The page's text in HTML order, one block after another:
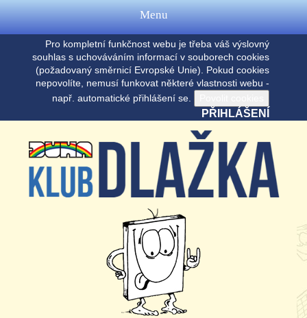
Pro kompletní funkčnost webu je třeba váš výslovný
souhlas s uchováváním informací v souborech cookies
(požadovaný směrnicí Evropské Unie). Pokud cookies
nepovolíte, nemusí funkovat některé vlastnosti webu -
např. automatické přihlášení se.
PŘIHLÁŠENÍ